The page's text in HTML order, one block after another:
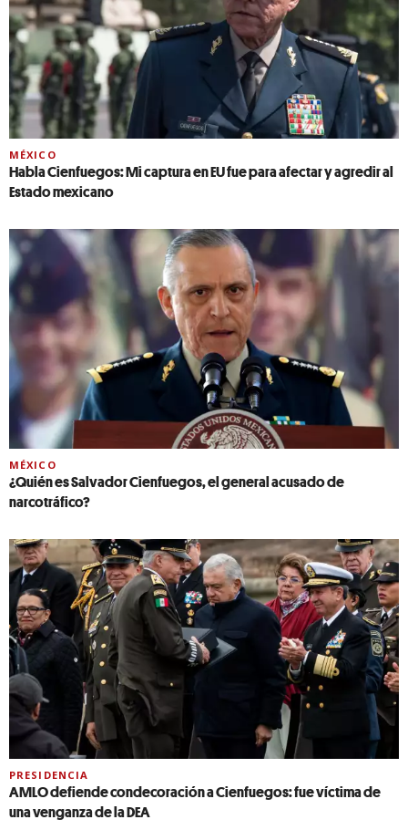
MÉXICO
Habla Cienfuegos: Mi captura en EU fue para afectar y agredir al
Estado mexicano
MÉXICO
¿Quién es Salvador Cienfuegos, el general acusado de
narcotráfico?
PRESIDENCIA
AMLO defiende condecoración a Cienfuegos: fue víctima de
una venganza de la DEA